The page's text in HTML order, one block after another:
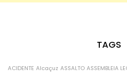
TAGS
ACIDENTE Alcaçuz ASSALTO ASSEMBLEIA